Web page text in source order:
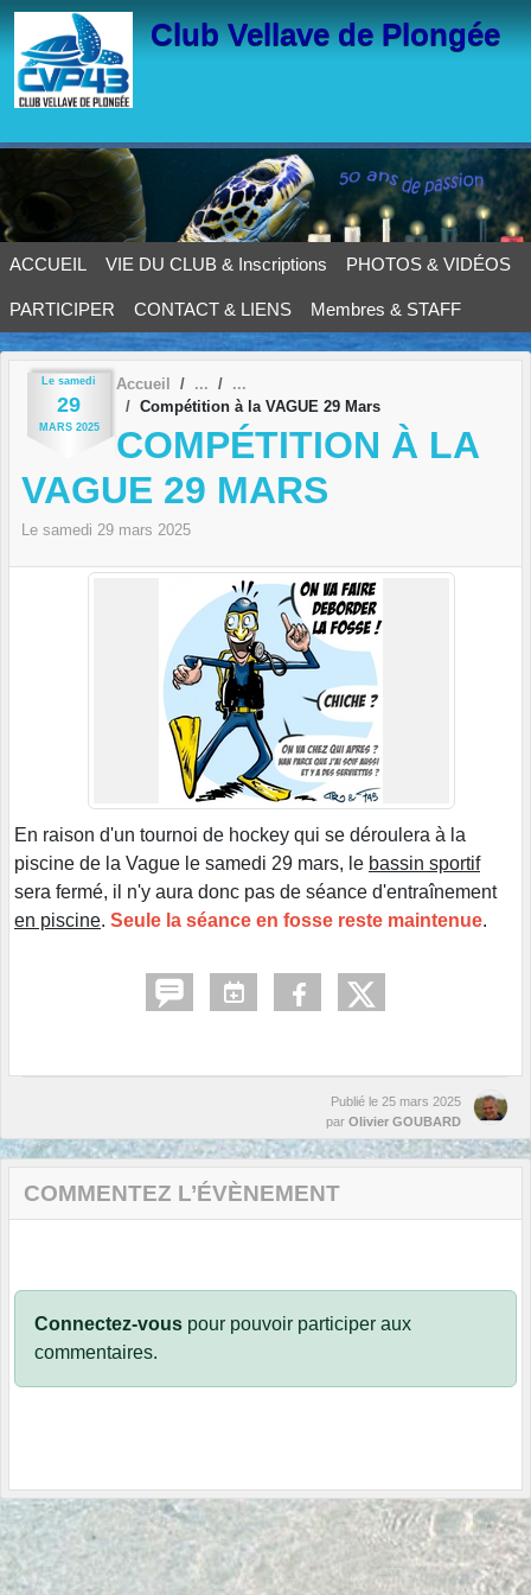
Club Vellave de Plongée
ACCUEIL VIE DU CLUB & Inscriptions PHOTOS & VIDÉOS
PARTICIPER CONTACT & LIENS Membres & STAFF
Le samedi
29
MARS 2025
Accueil
Compétition à la VAGUE 29 Mars
COMPÉTITION À LA
VAGUE 29 MARS
Le samedi 29 mars 2025
En raison d'un tournoi de hockey qui se déroulera à la
piscine de la Vague le samedi 29 mars, le bassin sportif
sera fermé, il n'y aura donc pas de séance d'entraînement
en piscine. Seule la séance en fosse reste maintenue.
Publié le 25 mars 2025
par Olivier GOUBARD
COMMENTEZ L’ÉVÈNEMENT
Connectez-vous pour pouvoir participer aux
commentaires.
Panneau de gestion des cookies